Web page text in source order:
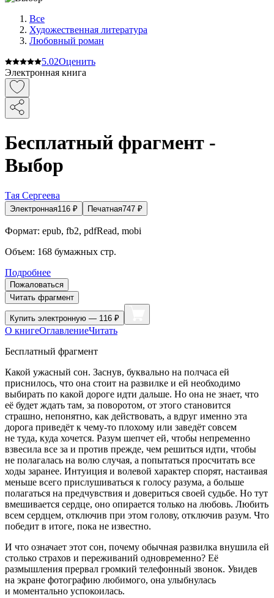
Все
Художественная литература
Любовный роман
5.02Оценить
Электронная книга
Бесплатный фрагмент -
Выбор
Тая Сергеева
Электронная116 ₽ Печатная747 ₽
Формат: epub, fb2, pdfRead, mobi
Объем: 168 бумажных стр.
Подробнее
Пожаловаться
Читать фрагмент
Купить электронную — 116 ₽
О книгеОглавлениеЧитать
Бесплатный фрагмент
Какой ужасный сон. Заснув, буквально на полчаса ей
приснилось, что она стоит на развилке и ей необходимо
выбирать по какой дороге идти дальше. Но она не знает, что
её будет ждать там, за поворотом, от этого становится
страшно, непонятно, как действовать, а вдруг именно эта
дорога приведёт к чему-то плохому или заведёт совсем
не туда, куда хочется. Разум шепчет ей, чтобы непременно
взвесила все за и против прежде, чем решиться идти, чтобы
не полагалась на волю случая, а попытаться просчитать все
ходы заранее. Интуиция и волевой характер спорят, настаивая
меньше всего прислушиваться к голосу разума, а больше
полагаться на предчувствия и довериться своей судьбе. Но тут
вмешивается сердце, оно опирается только на любовь. Любить
всем сердцем, отключив при этом голову, отключив разум. Что
победит в итоге, пока не известно.
И что означает этот сон, почему обычная развилка внушила ей
столько страхов и переживаний одновременно? Её
размышления прервал громкий телефонный звонок. Увидев
на экране фотографию любимого, она улыбнулась
и моментально успокоилась.